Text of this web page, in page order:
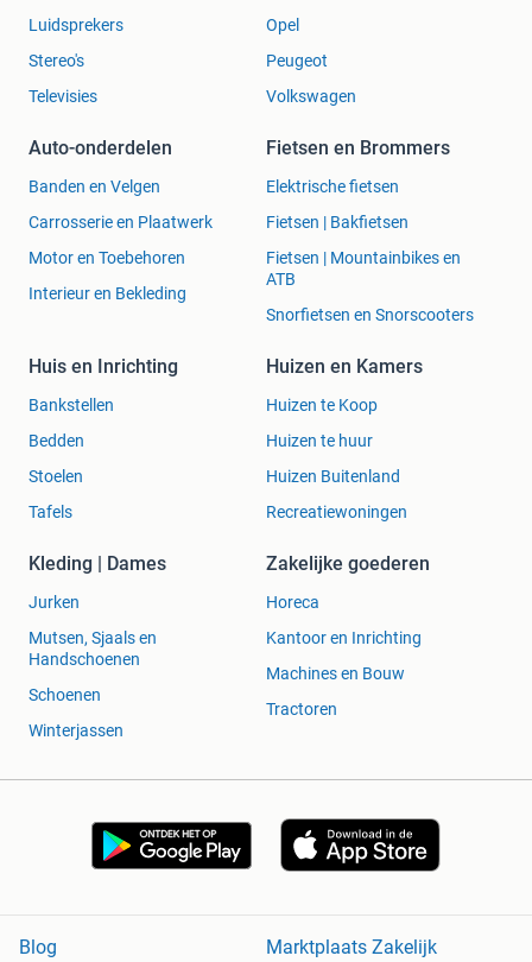
Luidsprekers
Stereo's
Televisies
Opel
Peugeot
Volkswagen
Auto-onderdelen
Banden en Velgen
Carrosserie en Plaatwerk
Motor en Toebehoren
Interieur en Bekleding
Fietsen en Brommers
Elektrische fietsen
Fietsen | Bakfietsen
Fietsen | Mountainbikes en
ATB
Snorfietsen en Snorscooters
Huis en Inrichting
Bankstellen
Bedden
Stoelen
Tafels
Huizen en Kamers
Huizen te Koop
Huizen te huur
Huizen Buitenland
Recreatiewoningen
Kleding | Dames
Jurken
Mutsen, Sjaals en
Handschoenen
Schoenen
Winterjassen
Zakelijke goederen
Horeca
Kantoor en Inrichting
Machines en Bouw
Tractoren
Blog
Marktplaats Zakelijk